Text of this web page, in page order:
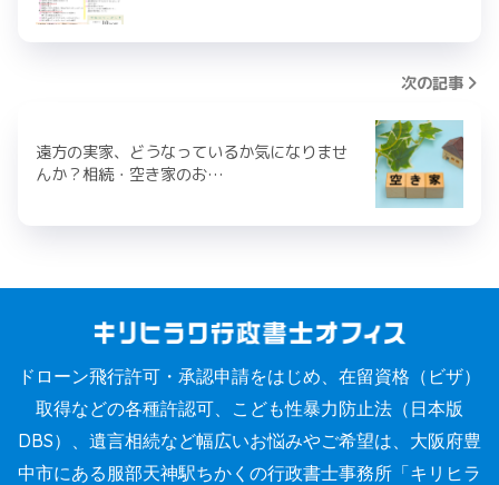
次の記事
遠方の実家、どうなっているか気になりませ
んか？相続・空き家のお…
ドローン飛行許可・承認申請をはじめ、在留資格（ビザ）
取得などの各種許認可、こども性暴力防止法（日本版
DBS）、遺言相続など幅広いお悩みやご希望は、大阪府豊
中市にある服部天神駅ちかくの行政書士事務所「キリヒラ